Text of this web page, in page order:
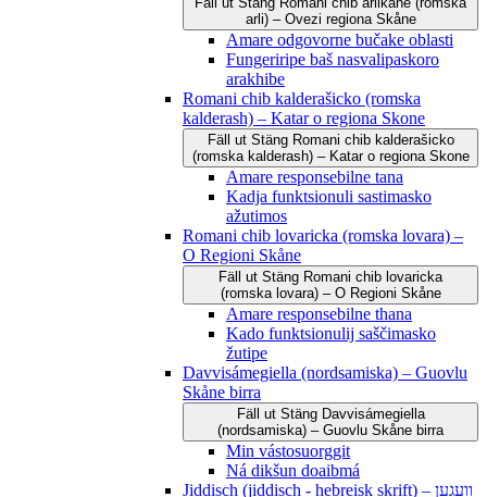
arli) – Ovezi regiona Skåne
Amare odgovorne bučake oblasti
Fungeriripe baš nasvalipaskoro
arakhibe
Romani chib kalderašicko (romska
kalderash) – Katar o regiona Skone
Fäll ut Stäng Romani chib kalderašicko
(romska kalderash) – Katar o regiona Skone
Amare responsebilne tana
Kadja funktsionuli sastimasko
ažutimos
Romani chib lovaricka (romska lovara) –
O Regioni Skåne
Fäll ut Stäng Romani chib lovaricka
(romska lovara) – O Regioni Skåne
Amare responsebilne thana
Kado funktsionulij saščimasko
žutipe
Davvisámegiella (nordsamiska) – Guovlu
Skåne birra
Fäll ut Stäng Davvisámegiella
(nordsamiska) – Guovlu Skåne birra
Min vástosuorggit
Ná dikšun doaibmá
Jiddisch (jiddisch - hebreisk skrift) – וועגען